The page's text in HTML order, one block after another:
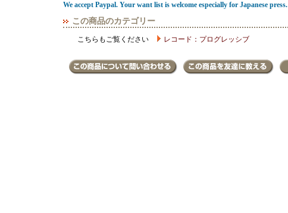
We accept Paypal. Your want list is welcome especially for Japanese press.
この商品のカテゴリー
こちらもご覧ください レコード：プログレッシブ